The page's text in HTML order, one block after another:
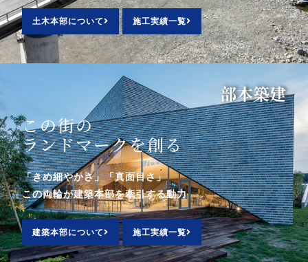
土木本部について 施工実績一覧
建
築
本
部
この街の
ランドマークを創る
「きめ細やかさ」「真面目さ」
この両輪が建築本部を牽引する動力
建築本部について 施工実績一覧